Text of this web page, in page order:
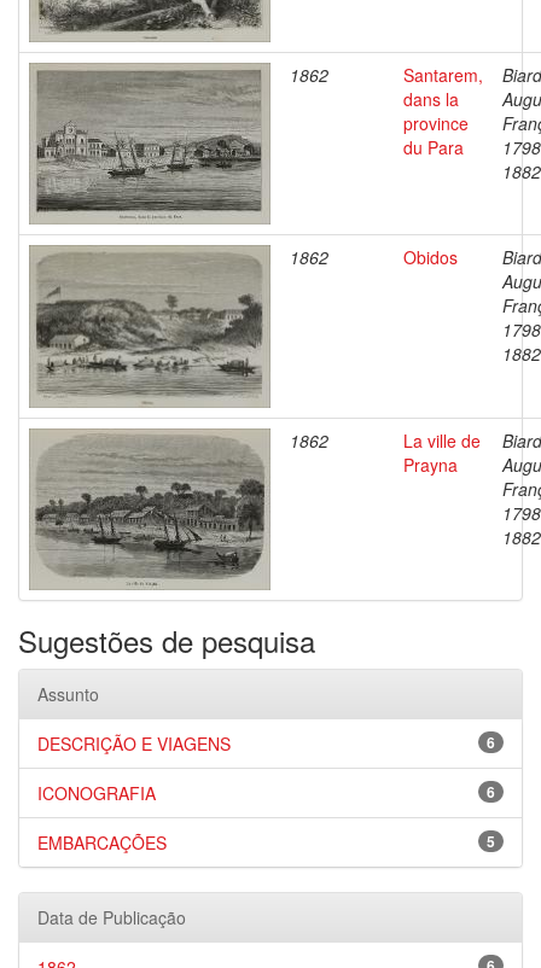
1862
Santarem,
dans la
province
du Para
1882
1862 Obidos
1882
1862
La ville de
Prayna
1882
Sugestões de pesquisa
Assunto
6
DESCRIÇÃO E VIAGENS
6
ICONOGRAFIA
5
EMBARCAÇÕES
Data de Publicação